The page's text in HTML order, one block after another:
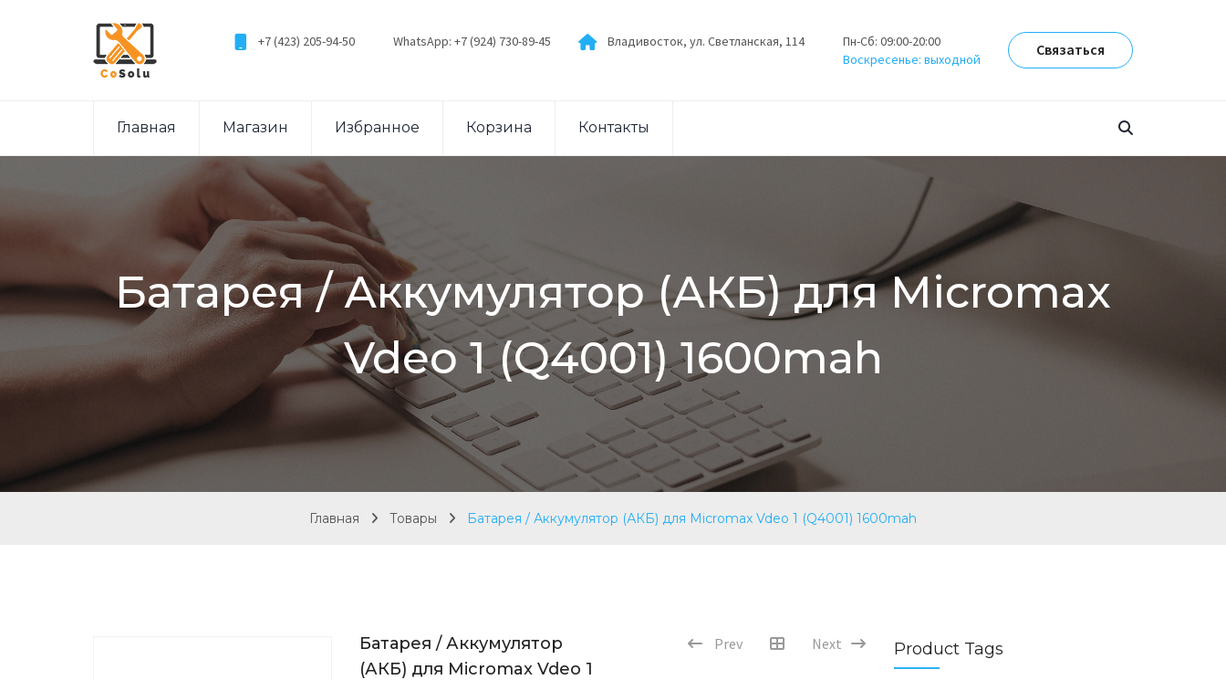
+7 (423) 205-94-50 WhatsApp: +7 (924) 730-89-45 Владивосток, ул. Светланская, 114
Пн-Сб: 09:00-20:00
Воскресенье: выходной
Связаться
Главная Магазин Избранное Корзина Контакты
Батарея / Аккумулятор (АКБ) для Micromax
Vdeo 1 (Q4001) 1600mah
Главная Товары Батарея / Аккумулятор (АКБ) для Micromax Vdeo 1 (Q4001) 1600mah
Prev Next
Батарея / Аккумулятор
(АКБ) для Micromax Vdeo 1
Product Tags